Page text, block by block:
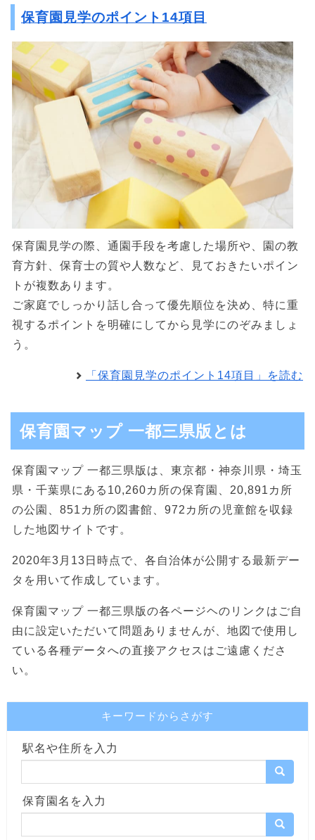
保育園見学のポイント14項目
保育園見学の際、通園手段を考慮した場所や、園の教
育方針、保育士の質や人数など、見ておきたいポイン
トが複数あります。
ご家庭でしっかり話し合って優先順位を決め、特に重
視するポイントを明確にしてから見学にのぞみましょ
う。
「保育園見学のポイント14項目」を読む
保育園マップ 一都三県版とは
保育園マップ 一都三県版は、東京都・神奈川県・埼玉
県・千葉県にある10,260カ所の保育園、20,891カ所
の公園、851カ所の図書館、972カ所の児童館を収録
した地図サイトです。
2020年3月13日時点で、各自治体が公開する最新デー
タを用いて作成しています。
保育園マップ 一都三県版の各ページヘのリンクはご自
由に設定いただいて問題ありませんが、地図で使用し
ている各種データへの直接アクセスはご遠慮くださ
い。
キーワードからさがす
駅名や住所を入力
保育園名を入力